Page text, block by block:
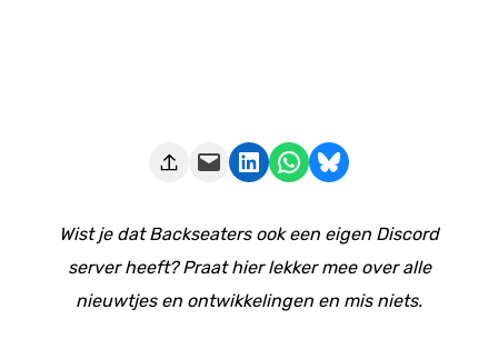
Deze pagina e-mailen Delen op LinkedIn Delen via WhatsApp Share on Bluesky
Wist je dat Backseaters ook een eigen Discord
server heeft? Praat hier lekker mee over alle
nieuwtjes en ontwikkelingen en mis niets.